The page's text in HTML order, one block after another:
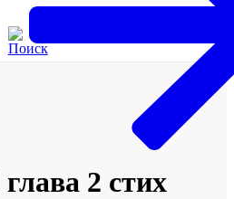
2 стих